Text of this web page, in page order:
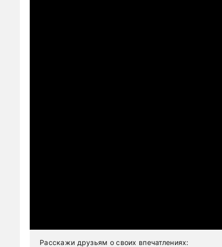
Расскажи друзьям о своих впечатлениях: